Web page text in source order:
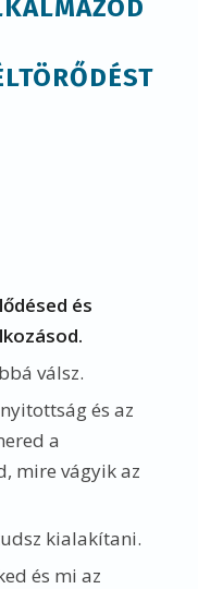
és
válsz.
és az
a
mire vágyik az
kialakítani.
és mi az